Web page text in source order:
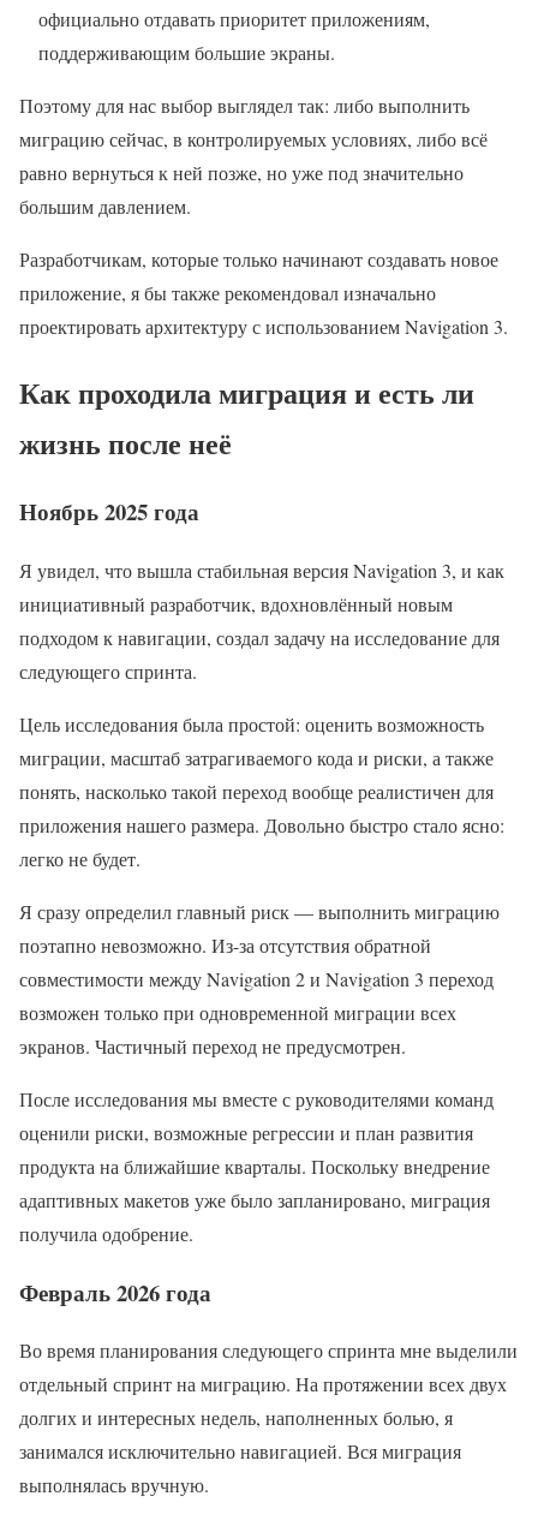
официально отдавать приоритет приложениям,
поддерживающим большие экраны.
Поэтому для нас выбор выглядел так: либо выполнить
миграцию сейчас, в контролируемых условиях, либо всё
равно вернуться к ней позже, но уже под значительно
большим давлением.
Разработчикам, которые только начинают создавать новое
приложение, я бы также рекомендовал изначально
проектировать архитектуру с использованием Navigation 3.
Как проходила миграция и есть ли
жизнь после неё
Ноябрь 2025 года
Я увидел, что вышла стабильная версия Navigation 3, и как
инициативный разработчик, вдохновлённый новым
подходом к навигации, создал задачу на исследование для
следующего спринта.
Цель исследования была простой: оценить возможность
миграции, масштаб затрагиваемого кода и риски, а также
понять, насколько такой переход вообще реалистичен для
приложения нашего размера. Довольно быстро стало ясно:
легко не будет.
Я сразу определил главный риск — выполнить миграцию
поэтапно невозможно. Из-за отсутствия обратной
совместимости между Navigation 2 и Navigation 3 переход
возможен только при одновременной миграции всех
экранов. Частичный переход не предусмотрен.
После исследования мы вместе с руководителями команд
оценили риски, возможные регрессии и план развития
продукта на ближайшие кварталы. Поскольку внедрение
адаптивных макетов уже было запланировано, миграция
получила одобрение.
Февраль 2026 года
Во время планирования следующего спринта мне выделили
отдельный спринт на миграцию. На протяжении всех двух
долгих и интересных недель, наполненных болью, я
занимался исключительно навигацией. Вся миграция
выполнялась вручную.